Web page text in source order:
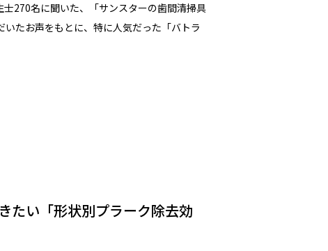
270名に聞いた、「サンスターの歯間清掃具
たお声をもとに、特に人気だった「バトラ
たい「形状別プラーク除去効